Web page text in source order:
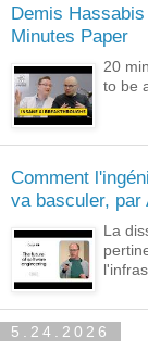
Demis
Minutes Paper
20
to be
Comment
va basculer, par
La
5.24.2026